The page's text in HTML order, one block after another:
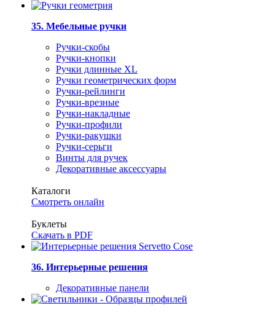
35. Мебельные ручки
Ручки-скобы
Ручки-кнопки
Ручки длинные XL
Ручки геометрических форм
Ручки-рейлинги
Ручки-врезные
Ручки-накладные
Ручки-профили
Ручки-ракушки
Ручки-серьги
Винты для ручек
Декоративные аксессуары
Каталоги
Смотреть онлайн
Буклеты
Скачать в PDF
36. Интерьерные решения
Декоративные панели